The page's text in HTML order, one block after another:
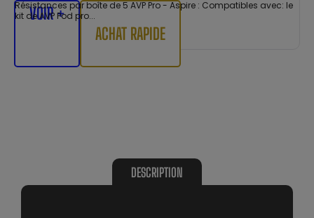
Résistances par boîte de 5 AVP Pro - Aspire : Compatibles avec: le
kit de AVP Pod pro...
VOIR +
ACHAT RAPIDE
DESCRIPTION